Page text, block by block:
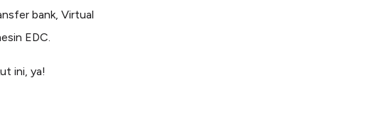
bank, Virtual
EDC.
ini, ya!